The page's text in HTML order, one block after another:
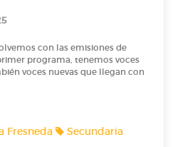
con las emisiones de
programa, tenemos voces
voces nuevas que llegan con
Fresneda Secundaria